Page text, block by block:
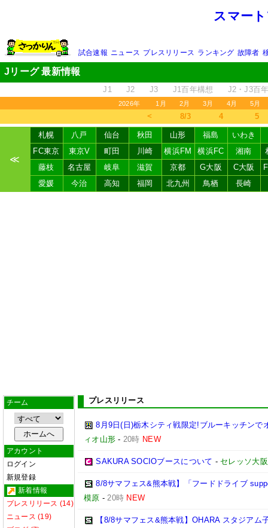
スマー
試合速報 ニュース プレスリリース ランキング 故障者
Jリーグ 最新情報
J1 J2 J3 J1百年構想 J2・J3百
2026年 1月 2月 3月 4月 5月
＜ 8/3 4 5
≪
札幌 八戸 仙台 秋田 山形 福島
いわき
FC東京
東京V 町田 川崎 横浜FM 横浜FC 湘南
藤枝
名古屋 岐阜 滋賀 京都 G大阪 C大阪
愛媛
今治 高知 福岡 北九州 鳥栖 長崎
チーム
アカウント
ログイン
新規登録
新着情報
プレスリリース (14)
ニュース (19)
プレスリリース
8月9日(日)栃木シティ戦限定!ブルーキッチンで
ィオ山形 - 20時 NEW
SAKURA SOCIOブースについて - セレッソ大阪
8/8サマフェス&熊本戦】「フードドライブ
模原 -20時 NEW
【8/8サマフェス&熊本戦】OHARA スタジア